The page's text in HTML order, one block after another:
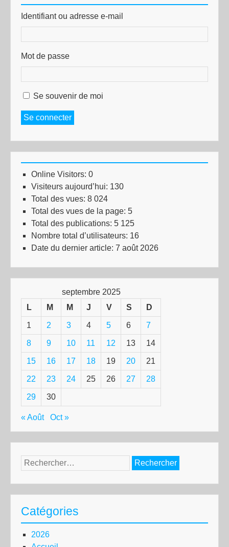
Identifiant ou adresse e-mail
Mot de passe
Se souvenir de moi
Se connecter
Online Visitors: 0
Visiteurs aujourd’hui: 130
Total des vues: 8 024
Total des vues de la page: 5
Total des publications: 5 125
Nombre total d’utilisateurs: 16
Date du dernier article: 7 août 2026
septembre 2025
L
M M J V S D
1 2 3 4 5 6 7
8 9 10 11 12 13 14
15 16 17 18 19 20 21
22 23 24 25 26 27 28
29 30
« Août Oct »
Rechercher :
Catégories
2026